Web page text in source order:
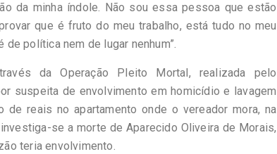
da minha índole. Não sou essa pessoa que estão
que é fruto do meu trabalho, está tudo no meu
política nem de lugar nenhum”.
da Operação Pleito Mortal, realizada pelo
suspeita de envolvimento em homicídio e lavagem
reais no apartamento onde o vereador mora, na
se a morte de Aparecido Oliveira de Morais,
teria envolvimento.